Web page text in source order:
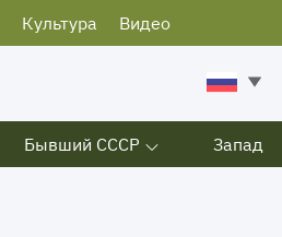
Культура Видео
Бывший СССР Запад